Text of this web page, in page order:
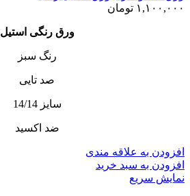
۱,۱۰۰,۰۰۰ تومان
ورق رنگی استیل
رنگ‌ سبز
صد تایی
سایز 14/14
ضد اکسید
افزودن به علاقه مندی
افزودن به سبد خرید
نمایش سریع